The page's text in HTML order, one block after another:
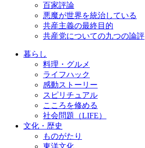
百家評論
悪魔が世界を統治している
共産主義の最終目的
共産党についての九つの論評
暮らし
料理・グルメ
ライフハック
感動ストーリー
スピリチュアル
こころを修める
社会問題（LIFE）
文化・歴史
ものがたり